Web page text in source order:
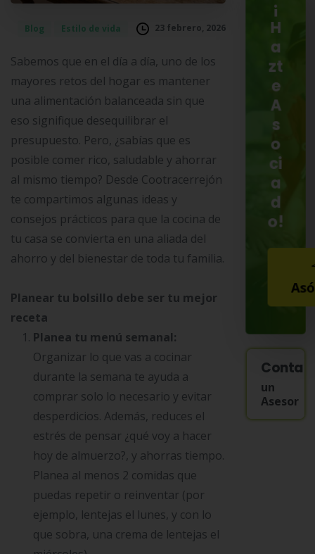
Blog Estilo de vida 23 febrero, 2026
Sabemos que en el día a día, uno de los
mayores retos del hogar es mantener
una alimentación balanceada sin que
eso signifique desequilibrar el
presupuesto. Pero, ¿sabías que es
posible comer rico, saludable y ahorrar
al mismo tiempo? Desde Cootracerrejón
te compartimos algunas ideas y
consejos prácticos para que la cocina de
tu casa se convierta en una aliada del
ahorro y del bienestar de toda tu familia.
Planear tu bolsillo debe ser tu mejor
receta
Planea tu menú semanal:
Organizar lo que vas a cocinar
durante la semana te ayuda a
comprar solo lo necesario y evitar
desperdicios. Además, reduces el
estrés de pensar ¿qué voy a hacer
hoy de almuerzo?, y ahorras tiempo.
Planea al menos 2 comidas que
puedas repetir o reinventar (por
ejemplo, lentejas el lunes, y con lo
que sobra, una crema de lentejas el
¡
H
a
zt
e
A
s
o
ci
a
d
o!
un
Asesor